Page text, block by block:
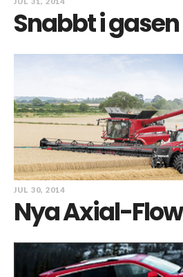
Snabbt i gasen
JUL 30, 2014
Nya Axial-Flow